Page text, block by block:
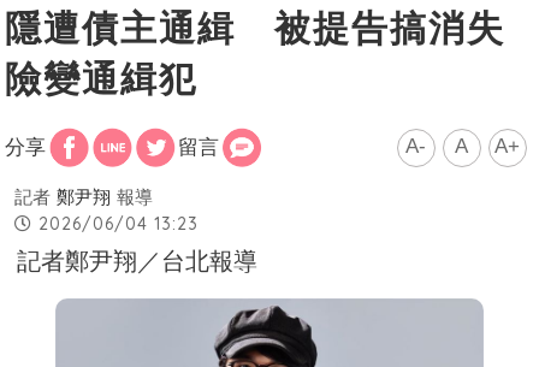
隱遭債主通緝 被提告搞消失
險變通緝犯
分享 留言 A- A A+
記者 鄭尹翔 報導
2026/06/04 13:23
記者鄭尹翔／台北報導